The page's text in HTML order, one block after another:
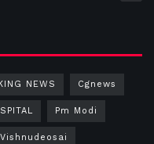
NEWS Cgnews
Pm Modi
Vishnudeosai